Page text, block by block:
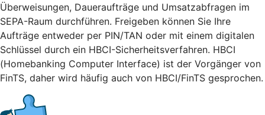
Überweisungen, Daueraufträge und Umsatzabfragen im
SEPA-Raum durchführen. Freigeben können Sie Ihre
Aufträge entweder per PIN/TAN oder mit einem digitalen
Schlüssel durch ein HBCI-Sicherheitsverfahren. HBCI
(Homebanking Computer Interface) ist der Vorgänger von
FinTS, daher wird häufig auch von HBCI/FinTS gesprochen.